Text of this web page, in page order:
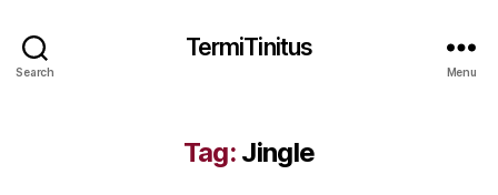
Search
TermiTinitus
Menu
Tag: Jingle